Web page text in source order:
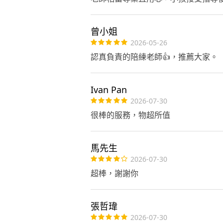
曾小姐
2026-05-26
認真負責的陪練老師👍，推薦大家。
Ivan Pan
2026-07-30
很棒的服務，物超所值
馬先生
2026-07-30
超棒，謝謝你
張哲瑋
2026-07-30